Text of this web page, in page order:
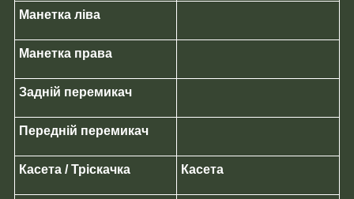
Манетка ліва
Манетка права
Задній перемикач
Передній перемикач
Касета / Тріскачка Касета